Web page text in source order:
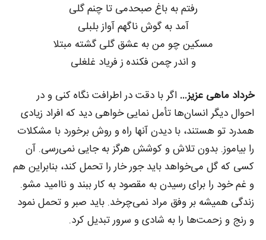
رفتم به باغ صبحدمی تا چنم گلی
آمد به گوش ناگهم آواز بلبلی
مسکین چو من به عشق گلی گشته مبتلا
و اندر چمن فکنده ز فریاد غلغلی
خرداد ماهی عزیز… اگر با دقت در اطرافت نگاه کنی و در
احوال دیگر انسان‌ها تأمل نمایی خواهی دید که افراد زیادی
همدرد تو هستند، با دیدن آنها راه و روش برخورد با مشکلات
را بیاموز. بدون تلاش و کوشش هرگز به جایی نمی‌رسی. آن
کسی که گل می‌خواهد باید جور خار را تحمل کند، بنابراین هم
و غم خود را برای رسیدن به مقصود به کار ببند و ناامید مشو.
زندگی همیشه بر وفق مراد نمی‌چرخد. باید صبر و تحمل نمود
و رنج و زحمت‌ها را به شادی و سرور تبدیل کرد.